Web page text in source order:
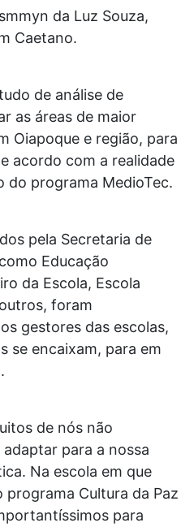
da Luz Souza,
Caetano.
de análise de
as áreas de maior
Oiapoque e região, para
acordo com a realidade
do programa MedioTec.
pela Secretaria de
Educação
da Escola, Escola
foram
gestores das escolas,
se encaixam, para em
de nós não
para a nossa
Na escola em que
Cultura da Paz
para